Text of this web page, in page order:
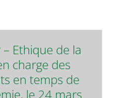
Ethique de la
charge des
en temps de
le 24 mars